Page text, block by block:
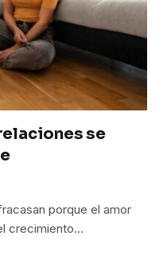
se
porque el amor
crecimiento…